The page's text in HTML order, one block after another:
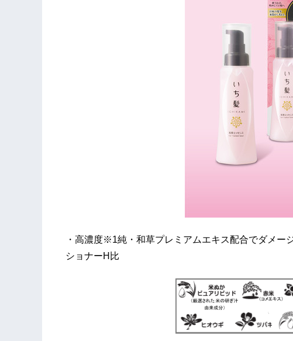
・高濃度※1純・和草プレミアムエキス配合でダメ
ショナーH比